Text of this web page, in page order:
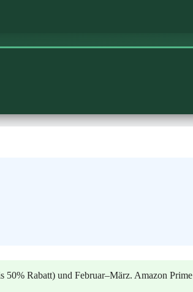
50% Rabatt) und Februar–März. Amazon Prime